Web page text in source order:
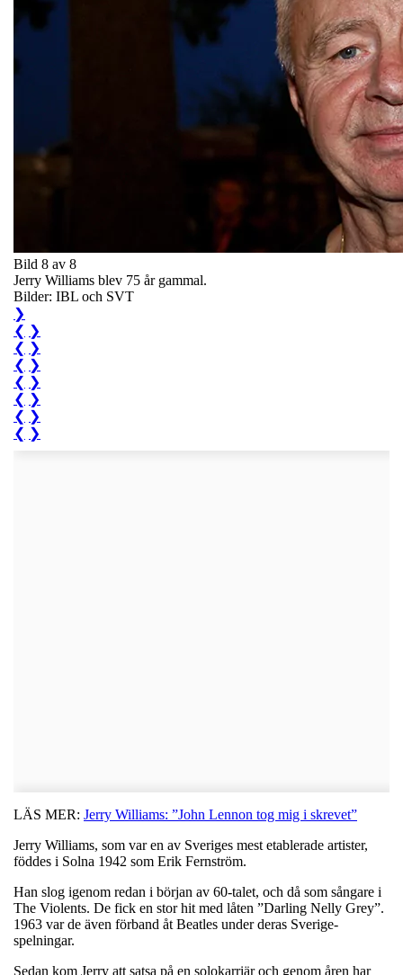
Bild 8 av 8
Jerry Williams blev 75 år gammal.
Bilder: IBL och SVT
❯
❮ ❯
❮ ❯
❮ ❯
❮ ❯
❮ ❯
❮ ❯
❮ ❯
LÄS MER: Jerry Williams: ”John Lennon tog mig i skrevet”
Jerry Williams, som var en av Sveriges mest etablerade artister,
föddes i Solna 1942 som Erik Fernström.
Han slog igenom redan i början av 60-talet, och då som sångare i
The Violents. De fick en stor hit med låten ”Darling Nelly Grey”.
1963 var de även förband åt Beatles under deras Sverige-
spelningar.
Sedan kom Jerry att satsa på en solokarriär och genom åren har